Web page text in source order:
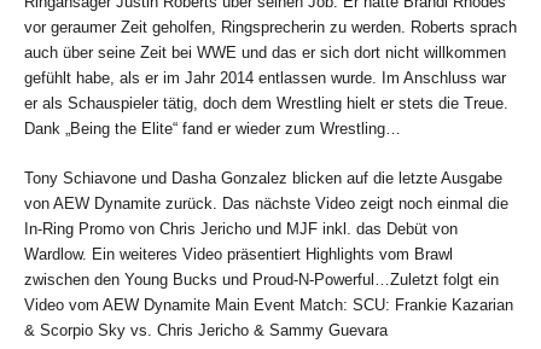
vor geraumer Zeit geholfen, Ringsprecherin zu werden. Roberts sprach
auch über seine Zeit bei WWE und das er sich dort nicht willkommen
gefühlt habe, als er im Jahr 2014 entlassen wurde. Im Anschluss war
er als Schauspieler tätig, doch dem Wrestling hielt er stets die Treue.
Dank „Being the Elite“ fand er wieder zum Wrestling…
Tony Schiavone und Dasha Gonzalez blicken auf die letzte Ausgabe
von AEW Dynamite zurück. Das nächste Video zeigt noch einmal die
In-Ring Promo von Chris Jericho und MJF inkl. das Debüt von
Wardlow. Ein weiteres Video präsentiert Highlights vom Brawl
zwischen den Young Bucks und Proud-N-Powerful…Zuletzt folgt ein
Video vom AEW Dynamite Main Event Match: SCU: Frankie Kazarian
& Scorpio Sky vs. Chris Jericho & Sammy Guevara